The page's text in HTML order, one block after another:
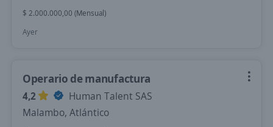
$ 2.000.000,00 (Mensual)
Ayer
Operario de manufactura
4,2
Human Talent SAS
Malambo, Atlántico